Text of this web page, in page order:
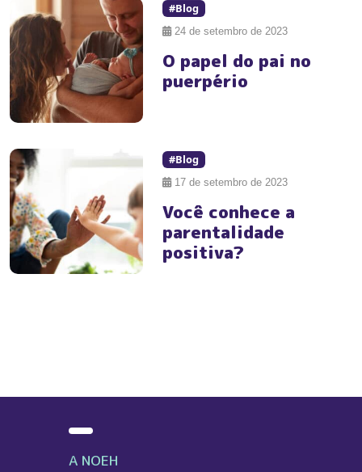
#Blog
24 de setembro de 2023
O papel do pai no
puerpério
#Blog
17 de setembro de 2023
Você conhece a
parentalidade
positiva?
A NOEH